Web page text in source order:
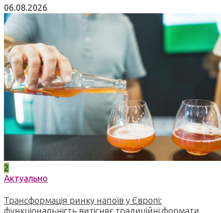
06.08.2026
2
Актуально
Трансформація ринку напоїв у Європі:
функціональність витісняє традиційні формати